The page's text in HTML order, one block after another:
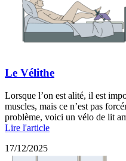
Le Vélithe
Lorsque l’on est alité, il est
muscles, mais ce n’est pas
problème, voici un vélo de lit
Lire l'article
17/12/2025